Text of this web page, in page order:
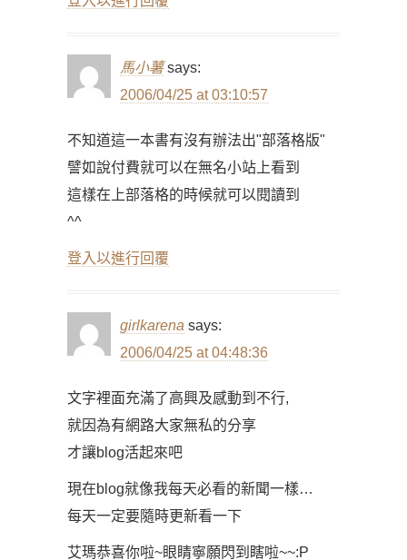
馬小薯 says:
2006/04/25 at 03:10:57
不知道這一本書有沒有辦法出"部落格版"
譬如說付費就可以在無名小站上看到
這樣在上部落格的時候就可以閱讀到
^^
登入以進行回覆
girlkarena says:
2006/04/25 at 04:48:36
文字裡面充滿了高興及感動到不行,
就因為有網路大家無私的分享
才讓blog活起來吧
現在blog就像我每天必看的新聞一樣…
每天一定要隨時更新看一下
艾瑪恭喜你啦~眼睛寧願閃到瞎啦~~:P